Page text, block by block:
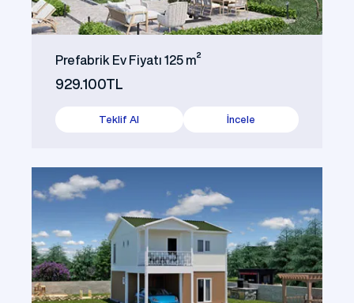
Prefabrik Ev Fiyatı 125 m²
929.100TL
Teklif Al İncele